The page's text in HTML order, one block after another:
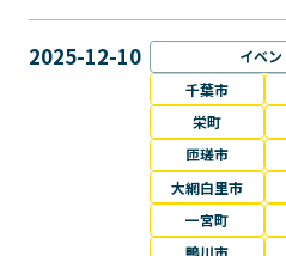
2025-12-10 イベン
千葉市
栄町
匝瑳市
大網白里市
一宮町